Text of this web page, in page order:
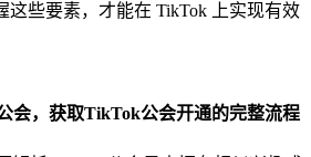
这些要素，才能在 TikTok 上实现有效
会，获取TikTok公会开通的完整流程